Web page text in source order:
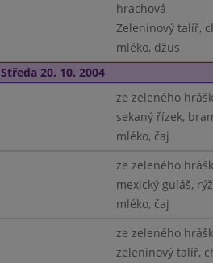
hrachová
Zeleninový talíř,
mléko, džus
Středa 20. 10. 2004
ze zeleného
sekaný řízek,
mléko, čaj
ze zeleného
mexický guláš,
mléko, čaj
ze zeleného
zeleninový talíř,